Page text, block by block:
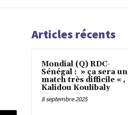
Articles récents
Mondial (Q) RDC-
Sénégal : » ça sera un
match très difficile « ,
Kalidou Koulibaly
8 septembre 2025